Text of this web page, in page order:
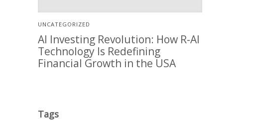
UNCATEGORIZED
AI Investing Revolution: How R-AI
Technology Is Redefining
Financial Growth in the USA
Tags